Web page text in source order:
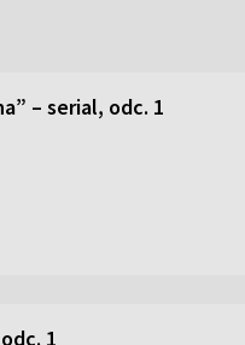
– serial, odc. 1
1